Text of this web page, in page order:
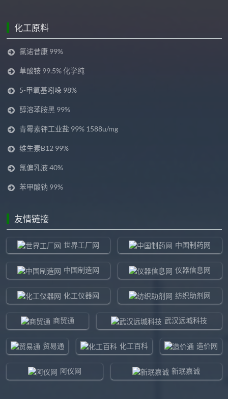
化工原料
氯诺昔康 99%
草酸铵 99.5% 化学纯
5-甲氧基吲哚 98%
醇溶苯胺黑 99%
青霉素钾工业盐 99% 1588u/mg
维生素B12 99%
氯偏乳液 40%
苯甲酸钠 99%
友情链接
世界工厂网 中国制药网
中国制造网 仪器信息网
化工仪器网 纺织助剂网
商贸通 武汉远城科技
贸易通 化工百科 造价网
阿仪网 新珉嘉诚